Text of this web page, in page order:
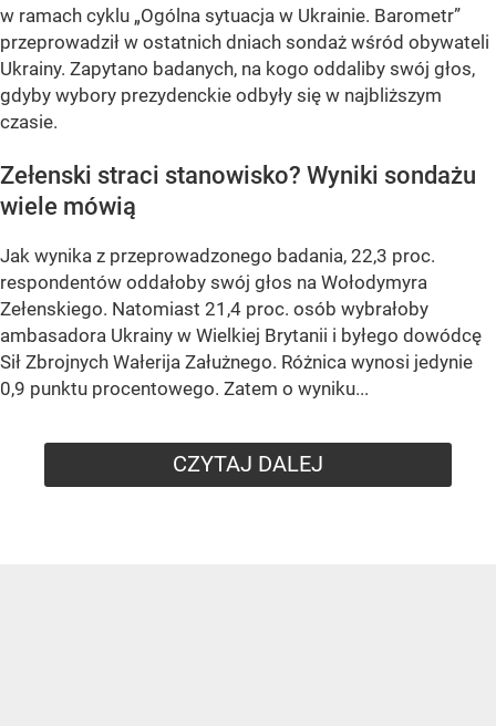
w ramach cyklu „Ogólna sytuacja w Ukrainie. Barometr”
przeprowadził w ostatnich dniach sondaż wśród obywateli
Ukrainy. Zapytano badanych, na kogo oddaliby swój głos,
gdyby wybory prezydenckie odbyły się w najbliższym
czasie.
Zełenski straci stanowisko? Wyniki sondażu
wiele mówią
Jak wynika z przeprowadzonego badania, 22,3 proc.
respondentów oddałoby swój głos na Wołodymyra
Zełenskiego. Natomiast 21,4 proc. osób wybrałoby
ambasadora Ukrainy w Wielkiej Brytanii i byłego dowódcę
Sił Zbrojnych Wałerija Załużnego. Różnica wynosi jedynie
0,9 punktu procentowego. Zatem o wyniku...
CZYTAJ DALEJ